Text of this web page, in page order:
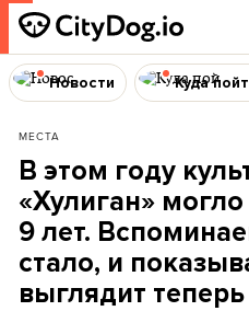
Новости Куда
МЕСТА
В этом году
«‎Хулиган»
9 лет.
стало, и
выглядит теперь